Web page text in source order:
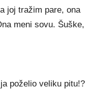
joj tražim pare, ona
meni sovu. Šuške,
poželio veliku pitu!?